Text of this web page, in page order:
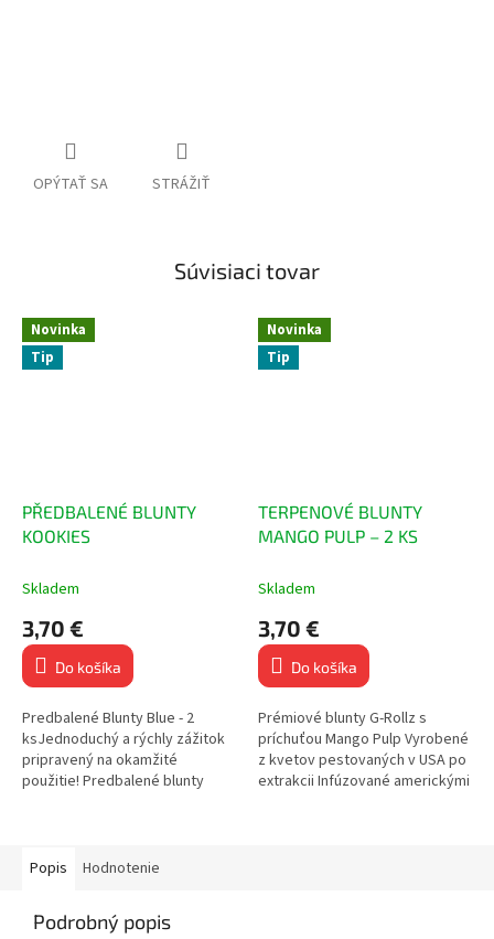
OPÝTAŤ SA STRÁŽIŤ
Súvisiaci tovar
Novinka
Tip
PŘEDBALENÉ BLUNTY
KOOKIES
Skladem
3,70 €
Do košíka
Predbalené Blunty Blue - 2
ksJednoduchý a rýchly zážitok
pripravený na okamžité
použitie! Predbalené blunty
Novinka
Tip
TERPENOVÉ BLUNTY
MANGO PULP – 2 KS
Skladem
3,70 €
Do košíka
Prémiové blunty G-Rollz s
príchuťou Mango Pulp Vyrobené
z kvetov pestovaných v USA po
extrakcii Infúzované americkými
Popis Hodnotenie
Podrobný popis